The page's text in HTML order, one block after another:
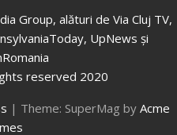
Group, alături de Via Cluj TV,
UpNews și
reserved 2020
| Theme: SuperMag by Acme